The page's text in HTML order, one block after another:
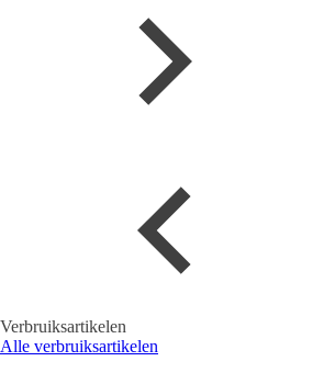
Verbruiksartikelen
Alle verbruiksartikelen